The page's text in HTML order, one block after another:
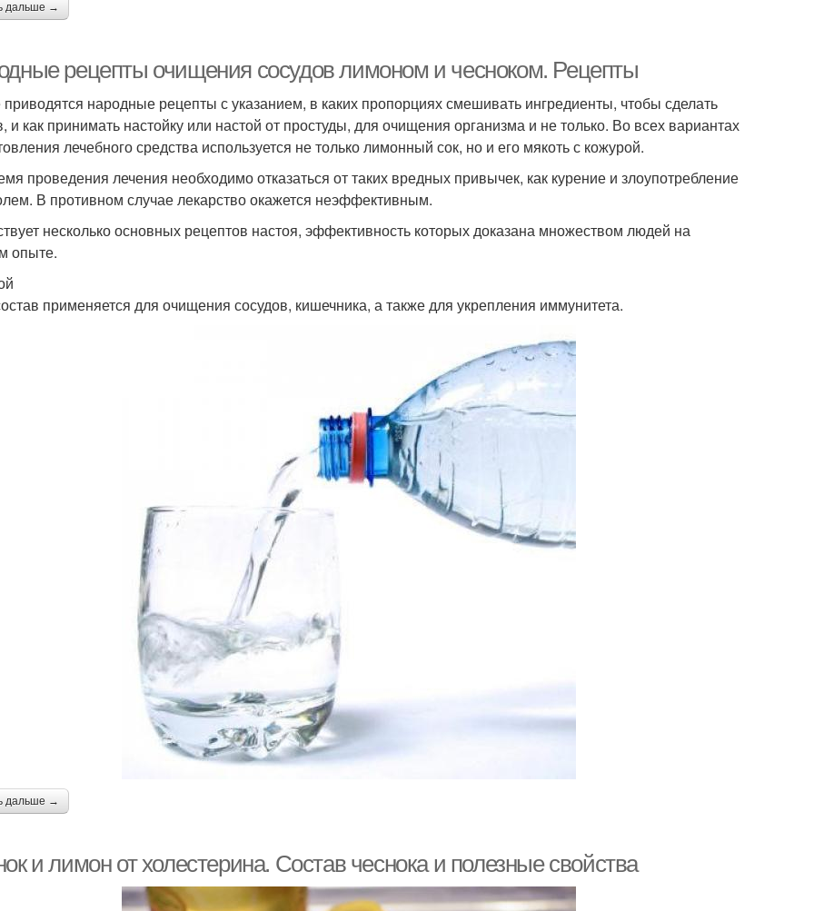
дальше →
рецепты очищения сосудов лимоном и чесноком. Рецепты
народные рецепты с указанием, в каких пропорциях смешивать ингредиенты, чтобы сделать
и как принимать настойку или настой от простуды, для очищения организма и не только. Во всех вариантах
лечебного средства используется не только лимонный сок, но и его мякоть с кожурой.
проведения лечения необходимо отказаться от таких вредных привычек, как курение и злоупотребление
В противном случае лекарство окажется неэффективным.
несколько основных рецептов настоя, эффективность которых доказана множеством людей на
опыте.
применяется для очищения сосудов, кишечника, а также для укрепления иммунитета.
дальше →
и лимон от холестерина. Состав чеснока и полезные свойства